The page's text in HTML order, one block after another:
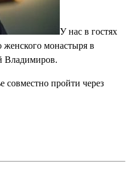
У нас в гостях
женского монастыря в
Владимиров.
совместно пройти через